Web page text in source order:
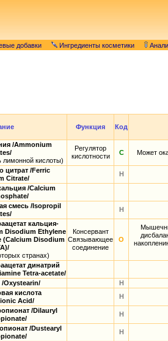
добавки Ингредиенты косметики
Функция Код
/Ammonium
лимонной кислоты)
Регулятор
кислотности
С Может
цитрат /Ferric
Citrate/
Н
/Calcium
смесь /Isopropil
Н
кальция-
Disodium Ethylene
(Calcium Disodium
странах)
Консервант
Связывающее
соединение
О
динатрий
Tetra-acetate/
Oxystearin/
Н
кислота
Acid/
Н
/Dilauryl
Н
/Dustearyl
Н